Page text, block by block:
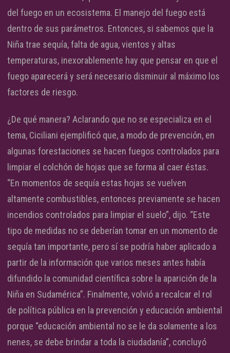
del fuego en un ecosistema. El manejo del fuego está
dentro de sus parámetros. Entonces, si sabemos que la
Niña trae sequía, falta de agua, vientos y altas
temperaturas, inexorablemente hay que pensar en que el
fuego aparecerá y será necesario disminuir al máximo los
factores de riesgo.
¿De qué manera? Aclarando que no se especializa en el
tema, Ciciliani ejemplificó que, a modo de prevención, en
algunas forestaciones se hacen fuegos controlados para
limpiar el colchón de hojas que se forma al caer éstas.
“En momentos de sequía estas hojas se vuelven
altamente combustibles, entonces previamente se hacen
incendios controlados para limpiar el suelo”, dijo. “Este
tipo de medidas no se deberían tomar en un momento de
sequía tan importante, pero sí se podría haber aplicado a
partir de la información que varios meses antes había
difundido la comunidad científica sobre la aparición de la
Niña en Sudamérica”. Finalmente, volvió a recalcar el rol
de política pública en la prevención y educación ambiental
porque “educación ambiental no se le da solamente a los
nenes, se debe brindar a toda la ciudadanía”, concluyó